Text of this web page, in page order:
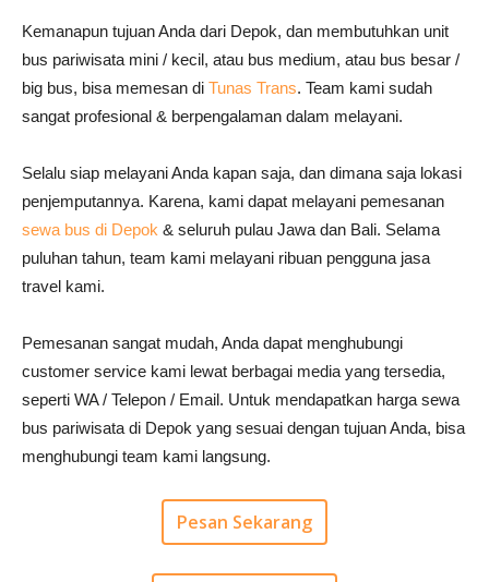
Kemanapun tujuan Anda dari Depok, dan membutuhkan unit
bus pariwisata mini / kecil, atau bus medium, atau bus besar /
big bus, bisa memesan di Tunas Trans. Team kami sudah
sangat profesional & berpengalaman dalam melayani.
Selalu siap melayani Anda kapan saja, dan dimana saja lokasi
penjemputannya. Karena, kami dapat melayani pemesanan
sewa bus di Depok & seluruh pulau Jawa dan Bali. Selama
puluhan tahun, team kami melayani ribuan pengguna jasa
travel kami.
Pemesanan sangat mudah, Anda dapat menghubungi
customer service kami lewat berbagai media yang tersedia,
seperti WA / Telepon / Email. Untuk mendapatkan harga sewa
bus pariwisata di Depok yang sesuai dengan tujuan Anda, bisa
menghubungi team kami langsung.
Pesan Sekarang